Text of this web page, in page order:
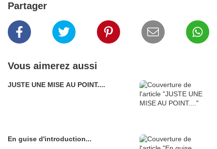
Partager
Vous aimerez aussi
JUSTE UNE MISE AU POINT....
En guise d'introduction...